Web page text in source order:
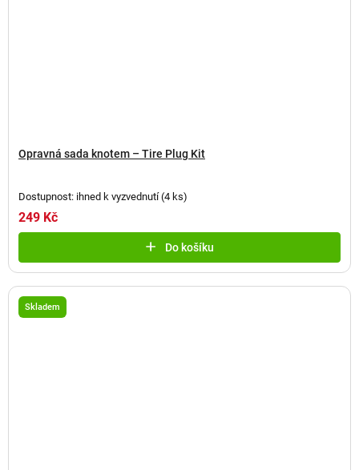
Opravná sada knotem – Tire Plug Kit
Dostupnost: ihned k vyzvednutí(4 ks)
249 Kč
Do košíku
Skladem